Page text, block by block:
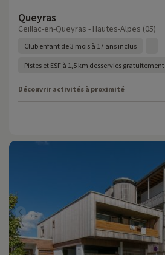
Queyras
Ceillac-en-Queyras - Hautes-Alpes (05)
Club enfant de 3 mois à 17 ans inclus
Pistes et ESF à 1,5 km desservies gratuitement
Découvrir activités à proximité